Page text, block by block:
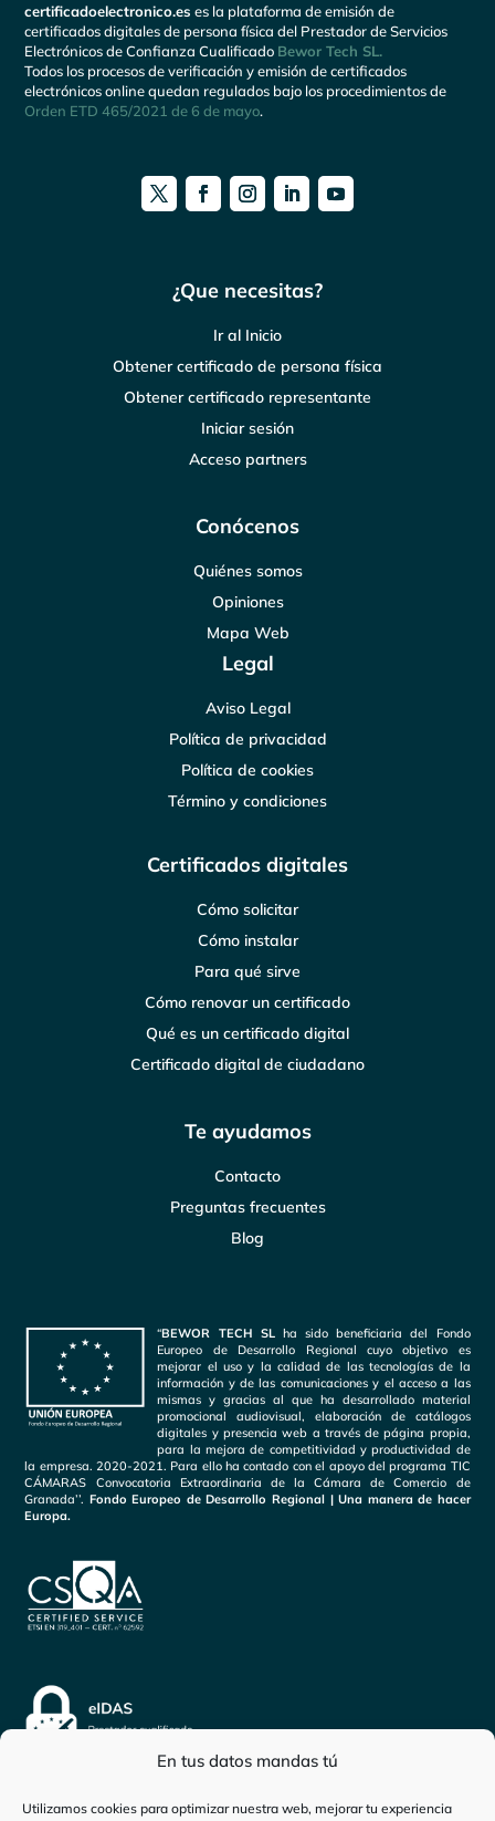
En tus datos mandas tú
Utilizamos cookies para optimizar nuestra web, mejorar tu experiencia
certificadoelectronico.es es la plataforma de emisión de
certificados digitales de persona física del Prestador de Servicios
Electrónicos de Confianza Cualificado Bewor Tech SL.
Todos los procesos de verificación y emisión de certificados
electrónicos online quedan regulados bajo los procedimientos de
Orden ETD 465/2021 de 6 de mayo.
¿Que necesitas?
Ir al Inicio
Obtener certificado de persona física
Obtener certificado representante
Iniciar sesión
Acceso partners
Conócenos
Quiénes somos
Opiniones
Mapa Web
Legal
Aviso Legal
Política de privacidad
Política de cookies
Término y condiciones
Certificados digitales
Cómo solicitar
Cómo instalar
Para qué sirve
Cómo renovar un certificado
Qué es un certificado digital
Certificado digital de ciudadano
Te ayudamos
Contacto
Preguntas frecuentes
Blog
“BEWOR TECH SLha sido beneficiaria del Fondo
Europeo de Desarrollo Regional cuyo objetivo es
mejorar el uso y la calidad de las tecnologías de la
información y de las comunicaciones y el acceso a las
mismas y gracias al que ha desarrollado material
promocional audiovisual, elaboración de catálogos
digitales y presencia web a través de página propia,
para la mejora de competitividad y productividad de
la empresa. 2020-2021. Para ello ha contado con el apoyo del programa TIC
CÁMARAS Convocatoria Extraordinaria de la Cámara de Comercio de
Granada’’. Fondo Europeo de Desarrollo Regional | Una manera de hacer
Europa.